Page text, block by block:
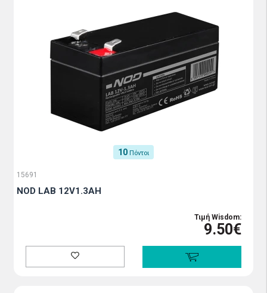
10 Πόντοι
15691
NOD LAB 12V1.3AH
Τιμή Wisdom:
9.50€